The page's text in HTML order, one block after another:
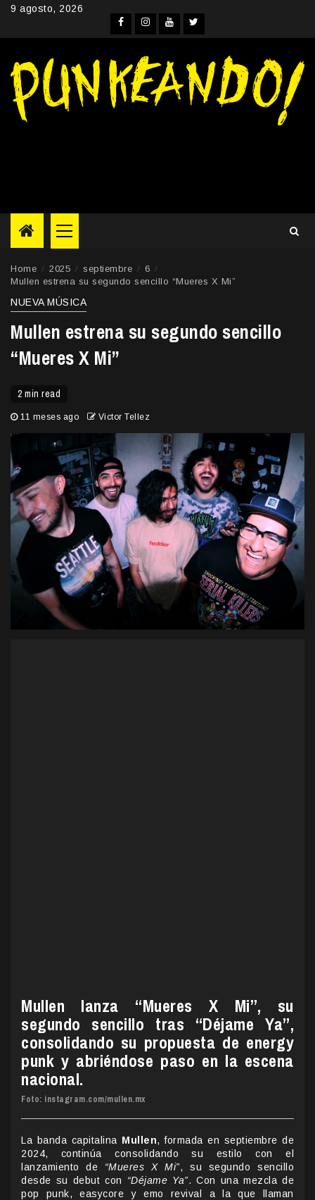
Skip9 agosto, 2026
Facebook
Instagram
YouTubeTwitter
Primary
Menu
Home 2025 septiembre
6
Mullen estrena su segundo sencillo “Mueres X Mi”
NUEVA MÚSICA
Mullen estrena su segundo sencillo
“Mueres X Mi”
2 min read
11 meses ago Victor Tellez
Mullen lanza “Mueres X Mi”, su
segundo sencillo tras “Déjame Ya”,
consolidando su propuesta de energy
punk y abriéndose paso en la escena
nacional.
Foto: instagram.com/mullen.mx
La banda capitalina Mullen, formada en septiembre de
2024, continúa consolidando su estilo con el
lanzamiento de “Mueres X Mi”, su segundo sencillo
desde su debut con “Déjame Ya”. Con una mezcla de
pop punk, easycore y emo revival a la que llaman